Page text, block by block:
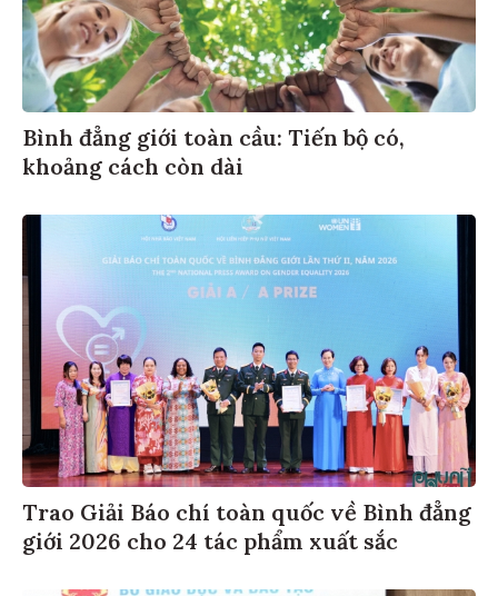
Bình đẳng giới toàn cầu: Tiến bộ có,
khoảng cách còn dài
Trao Giải Báo chí toàn quốc về Bình đẳng
giới 2026 cho 24 tác phẩm xuất sắc